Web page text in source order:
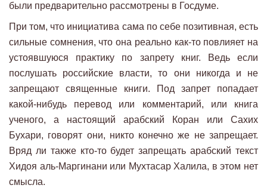
были предварительно рассмотрены в Госдуме.
При том, что инициатива сама по себе позитивная, есть
сильные сомнения, что она реально как-то повлияет на
устоявшуюся практику по запрету книг. Ведь если
послушать российские власти, то они никогда и не
запрещают священные книги. Под запрет попадает
какой-нибудь перевод или комментарий, или книга
ученого, а настоящий арабский Коран или Сахих
Бухари, говорят они, никто конечно же не запрещает.
Вряд ли также кто-то будет запрещать арабский текст
Хидоя аль-Маргинани или Мухтасар Халила, в этом нет
смысла.